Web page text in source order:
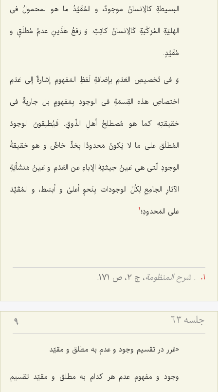
البسیطةِ کالإنسانُ موجودٌ، و المُقَیَّدُ ما هو المحمولُ فی
الهَلیّةِ المُرَکَّبَةِ کَالإنسانُ کاتِبٌ. وَ رَفعُ هٰذَینِ عدمُ مُطلَقٍ و
مُقَیَّدٍ.
وَ فی تَخصیصِ العَدَمِ بإضافةِ لَفظِ المَفهومِ إشارةٌ إلی عَدَمِ
اختصاصِ هذه القِسمَةِ فی الوجودِ بِمَفهومٍ بل جاریةٌ فی
حَقیقتِهِ کما هو مُصطلحُ أهلِ الذّوقِ. فَیُطلِقونَ الوجودَ
المُطلَق علی ما لا یَکونُ مَحدودًا بِحَدٍّ خاصٍّ و هو حَقیقةُ
الوجودِ الّتی هی عَینُ حِیثیّةِ الإباءِ عن العَدَمِ و عَینُ مَنشَأیّةِ
الآثارِ الجامِعِ لِکُلِّ الوجودات بِنَحوٍ أعلیٰ و أبسَط، و المُقَیِّدَ
علی المَحدودِ؛ 1
. شرح المنظومة، ج 2، ص 171.
جلسه ۶۳ 9
«غرر در تقسیم وجود و عدم به مطلق و مقیّد
وجود و مفهوم عدم هر کدام به مطلق و مقیّد تقسیم